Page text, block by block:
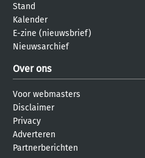
Stand
Kalender
E-zine (nieuwsbrief)
Nieuwsarchief
Over ons
Voor webmasters
Disclaimer
Privacy
Adverteren
Partnerberichten